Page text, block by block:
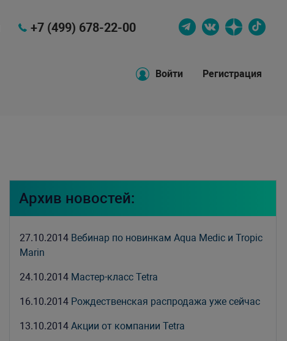
+7 (499) 678-22-00
Войти Регистрация
Архив новостей:
27.10.2014 Вебинар по новинкам Aqua Medic и Tropic
Marin
24.10.2014 Мастер-класс Tetra
16.10.2014 Рождественская распродажа уже сейчас
13.10.2014Акции от компании Tetra